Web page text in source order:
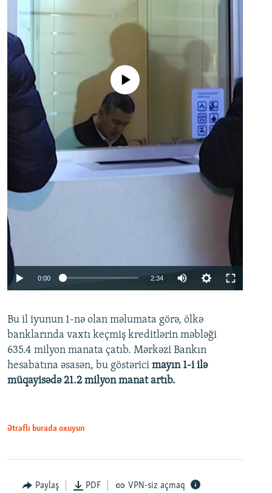
Auto 240p 360p 480p
No media source currently available
0:00 2:34
360p
480p
720p
Bu il iyunun 1-nə olan məlumata görə, ölkə
banklarında vaxtı keçmiş kreditlərin məbləği
635.4 milyon manata çatıb. Mərkəzi Bankın
hesabatına əsasən, bu göstərici mayın 1-i ilə
müqayisədə 21.2 milyon manat artıb.
Ətraflı burada oxuyun
Paylaş PDF VPN-siz açmaq